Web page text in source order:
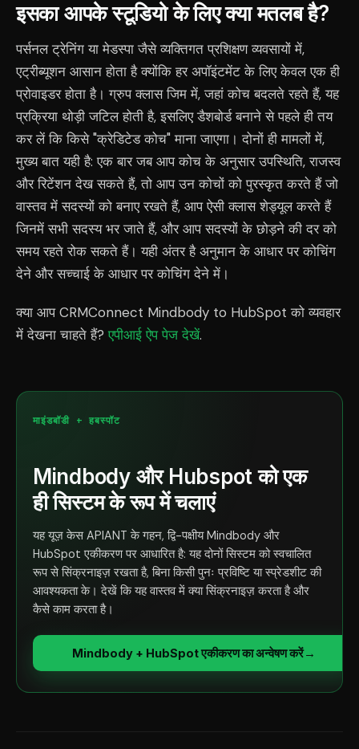
इसका आपके स्टूडियो के लिए क्या मतलब है?
पर्सनल ट्रेनिंग या मेडस्पा जैसे व्यक्तिगत प्रशिक्षण व्यवसायों में,
एट्रीब्यूशन आसान होता है क्योंकि हर अपॉइंटमेंट के लिए केवल एक ही
प्रोवाइडर होता है। ग्रुप क्लास जिम में, जहां कोच बदलते रहते हैं, यह
प्रक्रिया थोड़ी जटिल होती है, इसलिए डैशबोर्ड बनाने से पहले ही तय
कर लें कि किसे "क्रेडिटेड कोच" माना जाएगा। दोनों ही मामलों में,
मुख्य बात यही है: एक बार जब आप कोच के अनुसार उपस्थिति, राजस्व
और रिटेंशन देख सकते हैं, तो आप उन कोचों को पुरस्कृत करते हैं जो
वास्तव में सदस्यों को बनाए रखते हैं, आप ऐसी क्लास शेड्यूल करते हैं
जिनमें सभी सदस्य भर जाते हैं, और आप सदस्यों के छोड़ने की दर को
समय रहते रोक सकते हैं। यही अंतर है अनुमान के आधार पर कोचिंग
देने और सच्चाई के आधार पर कोचिंग देने में।
क्या आप CRMConnect Mindbody to HubSpot को व्यवहार
में देखना चाहते हैं? एपीआई ऐप पेज देखें.
माइंडबॉडी + हबस्पॉट
Mindbody और Hubspot को एक
ही सिस्टम के रूप में चलाएं
यह यूज़ केस APIANT के गहन, द्वि-पक्षीय Mindbody और
HubSpot एकीकरण पर आधारित है: यह दोनों सिस्टम को स्वचालित
रूप से सिंक्रनाइज़ रखता है, बिना किसी पुनः प्रविष्टि या स्प्रेडशीट की
आवश्यकता के। देखें कि यह वास्तव में क्या सिंक्रनाइज़ करता है और
कैसे काम करता है।
Mindbody + HubSpot एकीकरण का अन्वेषण करें→